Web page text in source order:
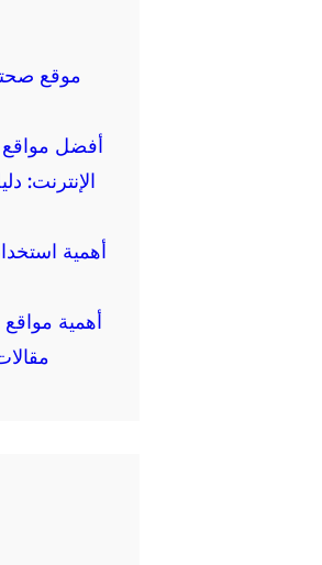
موقع
أفضل مواقع
الإنترنت:
أهمية
أهمية مواقع